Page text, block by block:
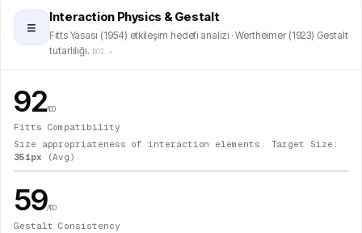
≡
Interaction Physics & Gestalt
Fitts Yasası (1954) etkileşim hedefi analizi · Wertheimer (1923) Gestalt
tutarlılığı. DOI ↗
92/100
Fitts Compatibility
Size appropriateness of interaction elements. Target Size:
351px (Avg).
59/100
Gestalt Consistency